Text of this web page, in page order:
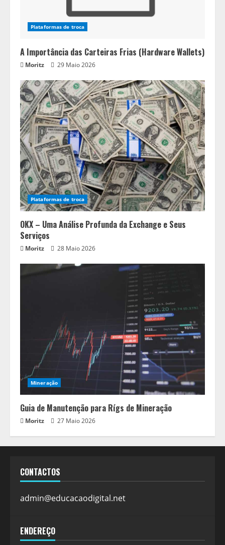
Plataformas de troca
A Importância das Carteiras Frias (Hardware Wallets)
Moritz 29 Maio 2026
Plataformas de troca
OKX – Uma Análise Profunda da Exchange e Seus
Serviços
Moritz 28 Maio 2026
Mineração
Guia de Manutenção para Rígs de Mineração
Moritz 27 Maio 2026
CONTACTOS
admin@educacaodigital.net
ENDEREÇO